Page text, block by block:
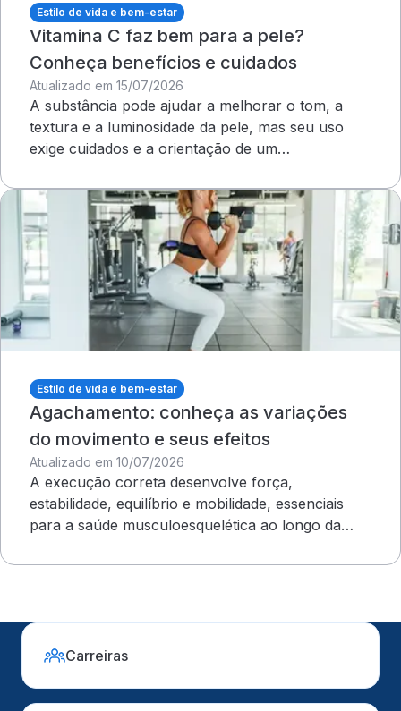
Estilo de vida e bem-estar
Vitamina C faz bem para a pele?
Conheça benefícios e cuidados
Atualizado em 15/07/2026
A substância pode ajudar a melhorar o tom, a
textura e a luminosidade da pele, mas seu uso
exige cuidados e a orientação de um
Estilo de vida e bem-estar
Agachamento: conheça as variações
do movimento e seus efeitos
Atualizado em 10/07/2026
A execução correta desenvolve força,
estabilidade, equilíbrio e mobilidade, essenciais
para a saúde musculoesquelética ao longo da
Carreiras